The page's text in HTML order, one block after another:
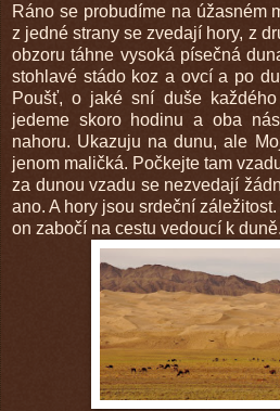
Ráno se probudíme na úžasném
z jedné strany se zvedají hory, z
obzoru táhne vysoká písečná
stohlavé stádo koz a ovcí a po
Poušť, o jaké sní duše
jedeme skoro hodinu a oba
nahoru. Ukazuju na dunu, ale
jenom maličká. Počkejte tam
za dunou vzadu se nezvedají
ano. A hory jsou srdeční
on zabočí na cestu vedoucí k duně.